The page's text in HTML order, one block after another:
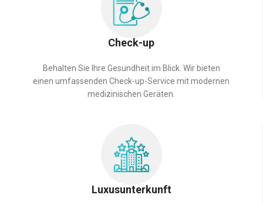
Check-up
Behalten Sie Ihre Gesundheit im Blick. Wir bieten
einen umfassenden Check-up-Service mit modernen
medizinischen Geräten.
Luxusunterkunft